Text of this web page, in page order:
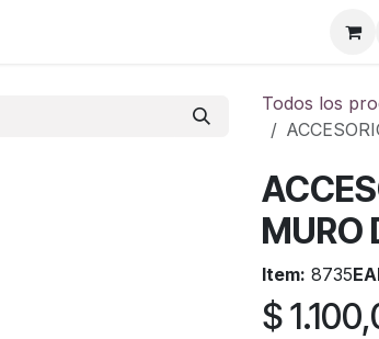
Todos los
MURO
Item: 8735
$